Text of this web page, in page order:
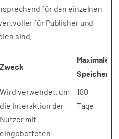
für den einzelnen
für Publisher und
sind.
Zweck
Maximale
Wird verwendet, um
die Interaktion der
Nutzer mit
eingebetteten
180
Tage